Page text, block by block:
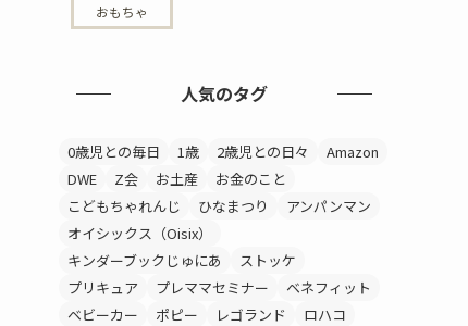
おもちゃ
人気のタグ
0歳児との毎日 1歳 2歳児との日々
Amazon
DWE
Z会 お土産
お金のこと
こどもちゃれんじ
ひなまつり
アンパンマン
オイシックス（Oisix）
キンダーブックじゅにあ
ストッケ
プリキュア
プレママセミナー
ベネフィット
ベビーカー
ポピー レゴランド
ロハコ